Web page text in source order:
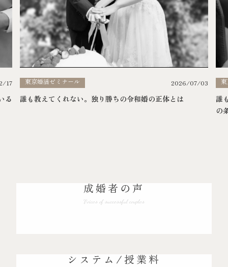
17
る
東京婚活ゼミナール 2026/07/03
誰も教えてくれない。独り勝ちの令和婚の正体とは
誰
の
成婚者の声
Voices of successful couples
システム/授業料